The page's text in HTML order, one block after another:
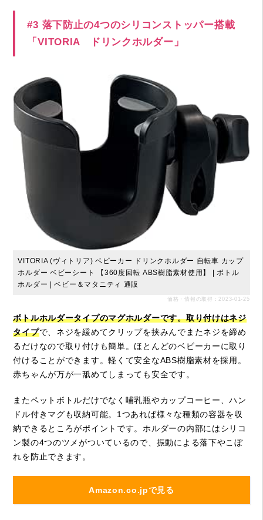
#3 落下防止の4つのシリコンストッパー搭載
「VITORIA ドリンクホルダー」
VITORIA (ヴィトリア) ベビーカー ドリンクホルダー 自転車 カップ
ホルダー ベビーシート 【360度回転 ABS樹脂素材使用】 | ボトル
ホルダー | ベビー＆マタニティ 通販
価格・情報の取得：2023-01-25
ボトルホルダータイプのマグホルダーです。取り付けはネジ
タイプで、ネジを緩めてクリップを挟みんでまたネジを締め
るだけなので取り付けも簡単。ほとんどのベビーカーに取り
付けることができます。軽くて安全なABS樹脂素材を採用。
赤ちゃんが万が一舐めてしまっても安全です。
またペットボトルだけでなく哺乳瓶やカップコーヒー、ハン
ドル付きマグも収納可能。1つあれば様々な種類の容器を収
納できるところがポイントです。ホルダーの内部にはシリコ
ン製の4つのツメがついているので、振動による落下やこぼ
れを防止できます。
Amazon.co.jpで見る